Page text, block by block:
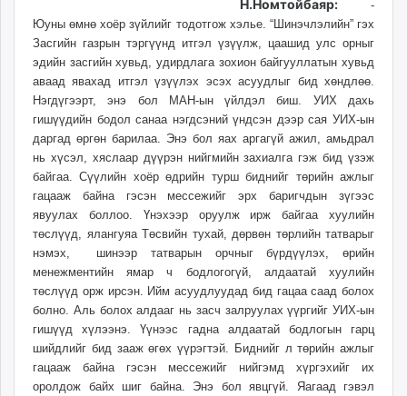
Н.Номтойбаяр: -
Юуны өмнө хоёр зүйлийг тодотгож хэлье. “Шинэчлэлийн” гэх
Засгийн газрын тэргүүнд итгэл үзүүлж, цаашид улс орныг
эдийн засгийн хувьд, удирдлага зохион байгууллатын хувьд
аваад явахад итгэл үзүүлэх эсэх асуудлыг бид хөндлөө.
Нэгдүгээрт, энэ бол МАН-ын үйлдэл биш. УИХ дахь
гишүүдийн бодол санаа нэгдсэний үндсэн дээр сая УИХ-ын
даргад өргөн барилаа. Энэ бол яах аргагүй ажил, амьдрал
нь хүсэл, хяслаар дүүрэн нийгмийн захиалга гэж бид үзэж
байгаа. Сүүлийн хоёр өдрийн турш биднийг төрийн ажлыг
гацааж байна гэсэн мессежийг эрх баригчдын зүгээс
явуулах боллоо. Үнэхээр оруулж ирж байгаа хуулийн
төслүүд, ялангуяа Төсвийн тухай, дөрвөн төрлийн татварыг
нэмэх, шинээр татварын орчныг бүрдүүлэх, өрийн
менежментийн ямар ч бодлогогүй, алдаатай хуулийн
төслүүд орж ирсэн. Ийм асуудлуудад бид гацаа саад болох
болно. Аль болох алдааг нь засч залруулах үүргийг УИХ-ын
гишүүд хүлээнэ. Үүнээс гадна алдаатай бодлогын гарц
шийдлийг бид зааж өгөх үүрэгтэй. Биднийг л төрийн ажлыг
гацааж байна гэсэн мессежийг нийгэмд хүргэхийг их
оролдож байх шиг байна. Энэ бол явцгүй. Яагаад гэвэл